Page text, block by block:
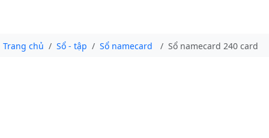
Trang chủ Sổ - tập Sổ namecard Sổ namecard 240 card